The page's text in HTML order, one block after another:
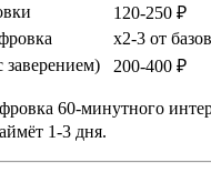
120-250 ₽
x2-3 от
200-400 ₽
60-минутного
1-3 дня.